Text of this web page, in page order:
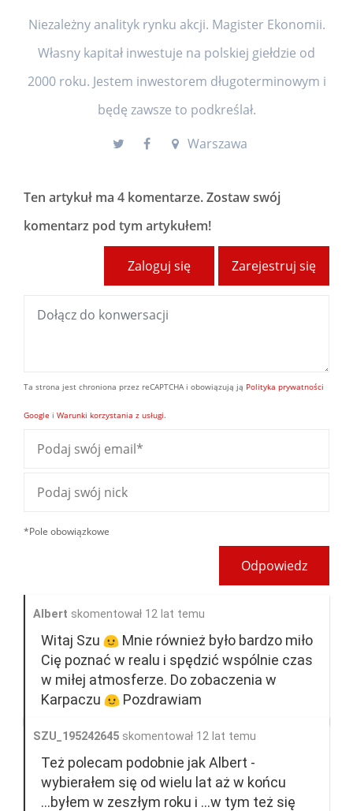
Niezależny analityk rynku akcji. Magister Ekonomii.
Własny kapitał inwestuje na polskiej giełdzie od
2000 roku. Jestem inwestorem długoterminowym i
będę zawsze to podkreślał.
Warszawa
Ten artykuł ma 4 komentarze. Zostaw swój
komentarz pod tym artykułem!
Zarejestruj się
Zaloguj się
Ta strona jest chroniona przez reCAPTCHA i obowiązują ją Polityka prywatności
Google i Warunki korzystania z usługi.
*Pole obowiązkowe
Odpowiedz
Albert skomentował 12 lat temu
Witaj Szu
Mnie również było bardzo miło
Cię poznać w realu i spędzić wspólnie czas
w miłej atmosferze. Do zobaczenia w
Karpaczu
Pozdrawiam
SZU_195242645 skomentował 12 lat temu
Też polecam podobnie jak Albert -
wybierałem się od wielu lat aż w końcu
...byłem w zeszłym roku i ...w tym też się